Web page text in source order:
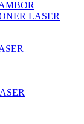
LASER